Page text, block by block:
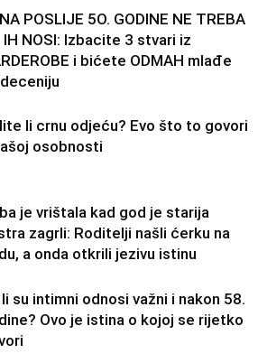
POSLIJE 5O. GODINE NE TREBA
IH NOSI: Izbacite 3 stvari iz
i bićete ODMAH mlađe
li crnu odjeću? Evo što to govori
osobnosti
je vrištala kad god je starija
zagrli: Roditelji našli ćerku na
a onda otkrili jezivu istinu
li su intimni odnosi važni i nakon 58.
Ovo je istina o kojoj se rijetko